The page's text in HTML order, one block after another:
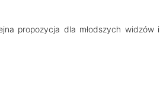
propozycja dla młodszych widzów i